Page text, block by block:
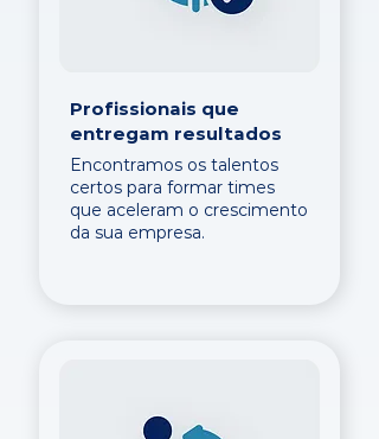
Profissionais que
entregam resultados
Encontramos os talentos
certos para formar times
que aceleram o crescimento
da sua empresa.